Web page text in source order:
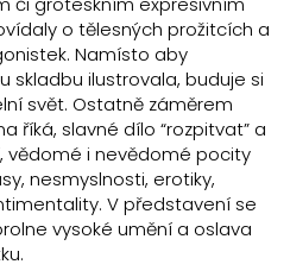
o tělesných prožitcích a
Namísto aby
skladbu ilustrovala, buduje si
svět. Ostatně záměrem
říká, slavné dílo “rozpitvat” a
vědomé i nevědomé pocity
nesmyslnosti, erotiky,
V představení se
vysoké umění a oslava